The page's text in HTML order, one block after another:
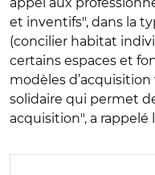
et inventifs", dans la
(concilier habitat
certains espaces et
modèles
solidaire qui permet
acquisition", a rappelé